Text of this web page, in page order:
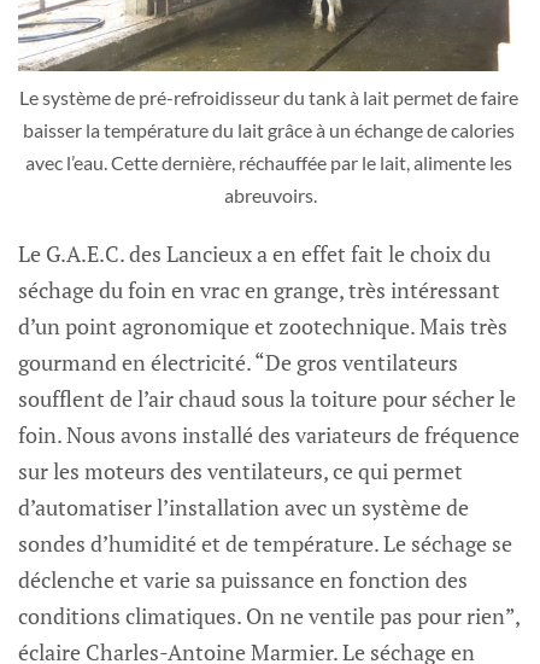
Le système de pré-refroidisseur du tank à lait permet de faire
baisser la température du lait grâce à un échange de calories
avec l’eau. Cette dernière, réchauffée par le lait, alimente les
abreuvoirs.
Le G.A.E.C. des Lancieux a en effet fait le choix du
séchage du foin en vrac en grange, très intéressant
d’un point agronomique et zootechnique. Mais très
gourmand en électricité. “De gros ventilateurs
soufflent de l’air chaud sous la toiture pour sécher le
foin. Nous avons installé des variateurs de fréquence
sur les moteurs des ventilateurs, ce qui permet
d’automatiser l’installation avec un système de
sondes d’humidité et de température. Le séchage se
déclenche et varie sa puissance en fonction des
conditions climatiques. On ne ventile pas pour rien”,
éclaire Charles-Antoine Marmier. Le séchage en